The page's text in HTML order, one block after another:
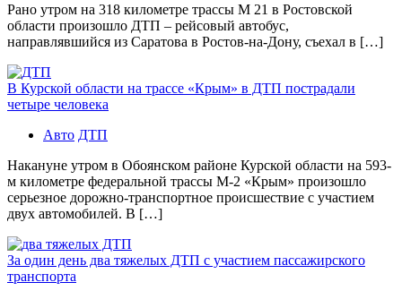
Рано утром на 318 километре трассы М 21 в Ростовской
области произошло ДТП – рейсовый автобус,
направлявшийся из Саратова в Ростов-на-Дону, съехал в […]
В Курской области на трассе «Крым» в ДТП пострадали
четыре человека
Авто ДТП
Накануне утром в Обоянском районе Курской области на 593-
м километре федеральной трассы М-2 «Крым» произошло
серьезное дорожно-транспортное происшествие с участием
двух автомобилей. В […]
За один день два тяжелых ДТП с участием пассажирского
транспорта